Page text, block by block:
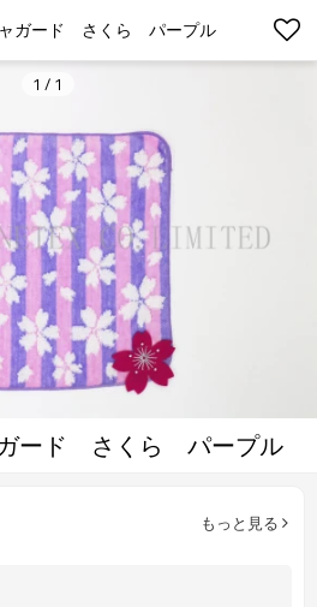
ガード　さくら　パープル
1 / 1
ード さくら パープル
もっと見る